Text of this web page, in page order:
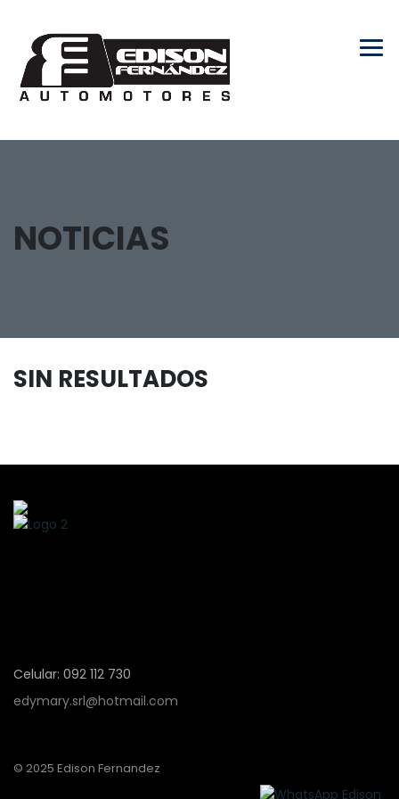
NOTICIAS
SIN RESULTADOS
Celular: 092 112 730
edymary.srl@hotmail.com
© 2025 Edison Fernandez